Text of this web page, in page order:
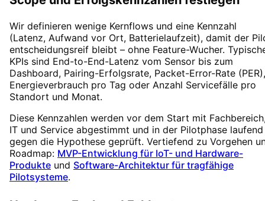
Wir definieren wenige Kernflows und eine Kennzahl
(Latenz, Aufwand vor Ort, Batterielaufzeit), damit der
entscheidungsreif bleibt – ohne Feature-Wucher.
KPIs sind End-to-End-Latenz vom Sensor bis zum
Dashboard, Pairing-Erfolgsrate, Packet-Error-Rate (PER),
Energieverbrauch pro Tag oder Anzahl Servicefälle pro
Standort und Monat.
Diese Kennzahlen werden vor dem Start mit
IT und Service abgestimmt und in der Pilotphase laufend
gegen die Hypothese geprüft. Vertiefend zu Vorgehen
Roadmap: MVP-Entwicklung für IoT- und Hardware-
Produkte und Software-Architektur für tragfähige
Pilotsysteme.